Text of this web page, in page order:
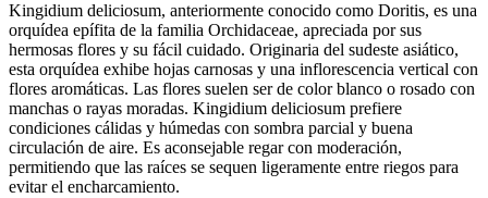
Kingidium deliciosum, anteriormente conocido como Doritis, es una
orquídea epífita de la familia Orchidaceae, apreciada por sus
hermosas flores y su fácil cuidado. Originaria del sudeste asiático,
esta orquídea exhibe hojas carnosas y una inflorescencia vertical con
flores aromáticas. Las flores suelen ser de color blanco o rosado con
manchas o rayas moradas. Kingidium deliciosum prefiere
condiciones cálidas y húmedas con sombra parcial y buena
circulación de aire. Es aconsejable regar con moderación,
permitiendo que las raíces se sequen ligeramente entre riegos para
evitar el encharcamiento.